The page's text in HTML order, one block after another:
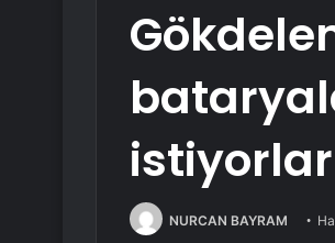
istiyorlar
NURCAN BAYRAM